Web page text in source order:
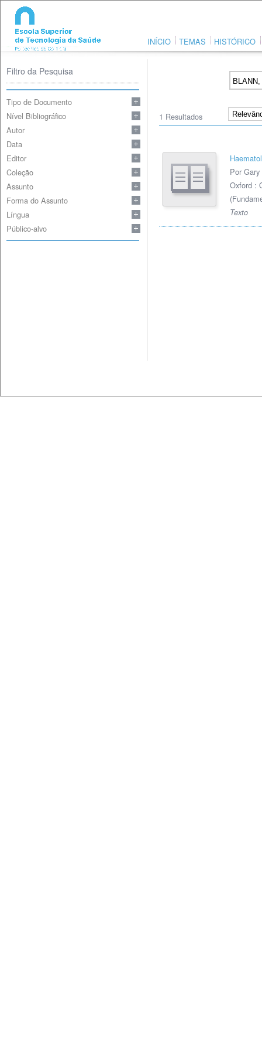
INÍCIO TEMAS HISTÓRICO
Filtro da Pesquisa
Tipo de Documento
Nível Bibliográfico
Autor
Data
Editor
Coleção
Assunto
Forma do Assunto
Língua
Público-alvo
1 Resultados
Por
Oxford :
Texto